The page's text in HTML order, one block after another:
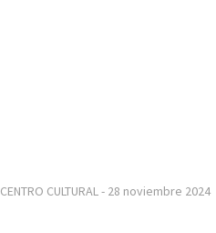
CENTRO CULTURAL- 28 noviembre 2024